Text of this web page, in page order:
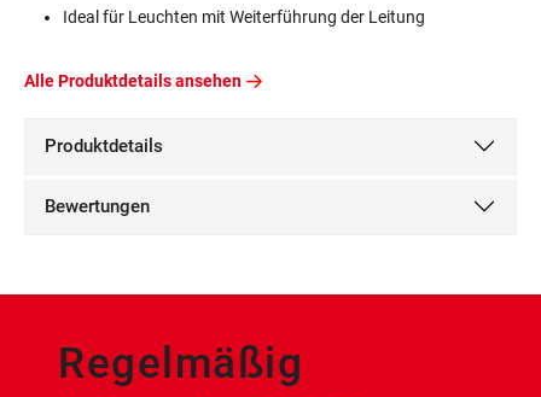
Ideal für Leuchten mit Weiterführung der Leitung
Alle Produktdetails ansehen
Produktdetails
Bewertungen
Regelmäßig